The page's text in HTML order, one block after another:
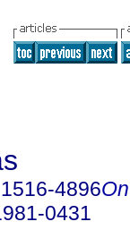
1516-4896
0431